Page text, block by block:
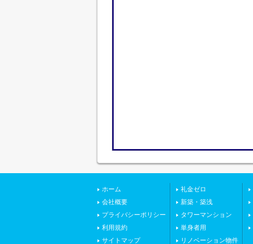
ホーム
会社概要
プライバシーポリシー
利用規約
サイトマップ
礼金ゼロ
新築・築浅
タワーマンション
単身者用
リノベーション物件